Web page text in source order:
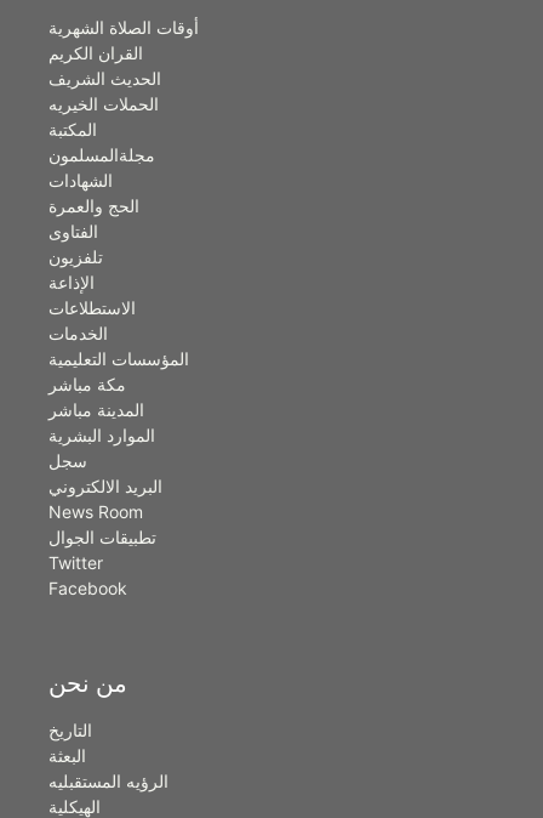
أوقات الصلاة الشهرية
القران الكريم
الحديث الشريف
الحملات الخيريه
المكتبة
مجلةالمسلمون
الشهادات
الحج والعمرة
الفتاوى
تلفزيون
الإذاعة
الاستطلاعات
الخدمات
المؤسسات التعليمية
مكة مباشر
المدينة مباشر
الموارد البشرية
سجل
البريد الالكتروني
News Room
تطبيقات الجوال
Twitter
Facebook
من نحن
التاريخ
البعثة
الرؤيه المستقبليه
الهيكلية